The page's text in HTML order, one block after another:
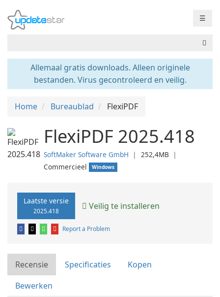
☰
Allemaal gratis downloads. Alleen originele
bestanden. Virus gecontroleerd en veilig.
Home Bureaublad FlexiPDF
FlexiPDF 2025.418
SoftMaker Software GmbH ❘ 252,4MB
❘
Commercieel
Windows
Laatste versie
2025.418 Veilig te installeren
Report a Problem
Recensie Specificaties
Kopen
Bewerken